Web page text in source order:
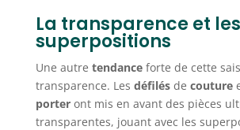
La transparence et
superpositions
Une autre tendanceforte de cette
transparence. Les défilésde couture
porteront mis en avant des pièces
transparentes, jouant avec les